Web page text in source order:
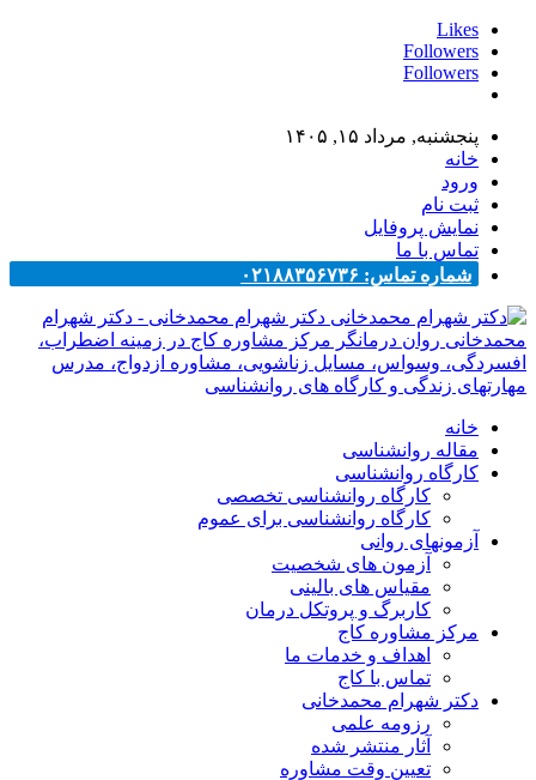
Likes
Followers
Followers
پنجشنبه, مرداد ۱۵, ۱۴۰۵
خانه
ورود
ثبت نام
نمایش پروفایل
تماس با ما
شماره تماس: ۰۲۱۸۸۳۵۶۷۳۶
دکتر شهرام محمدخانی - دکتر شهرام
محمدخانی روان درمانگر مرکز مشاوره کاج در زمینه اضطراب،
افسردگی، وسواس، مسایل زناشویی، مشاوره ازدواج، مدرس
مهارتهای زندگی و کارگاه های روانشناسی
خانه
مقاله روانشناسی
کارگاه روانشناسی
کارگاه روانشناسی تخصصی
کارگاه روانشناسی برای عموم
آزمونهای روانی
آزمون های شخصیت
مقیاس های بالینی
کاربرگ و پروتکل درمان
مرکز مشاوره کاج
اهداف و خدمات ما
تماس با کاج
دکتر شهرام محمدخانی
رزومه علمی
آثار منتشر شده
تعیین وقت مشاوره